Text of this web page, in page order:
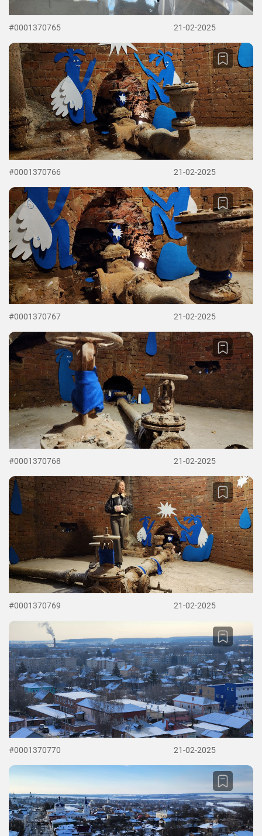
#0001370765 21-02-2025
#0001370766 21-02-2025
#0001370767 21-02-2025
#0001370768 21-02-2025
#0001370769 21-02-2025
#0001370770 21-02-2025